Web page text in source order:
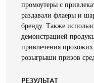
промоутеры с
раздавали флаеры и
бренду. Также
демонстрацией
привлечения
розыгрыши призов
РЕЗУЛЬТАТ